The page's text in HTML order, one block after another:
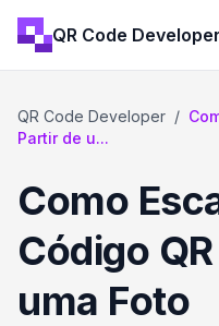
QR Code Developer
QR Code Developer /
Partir de u...
Como
Código
uma Foto